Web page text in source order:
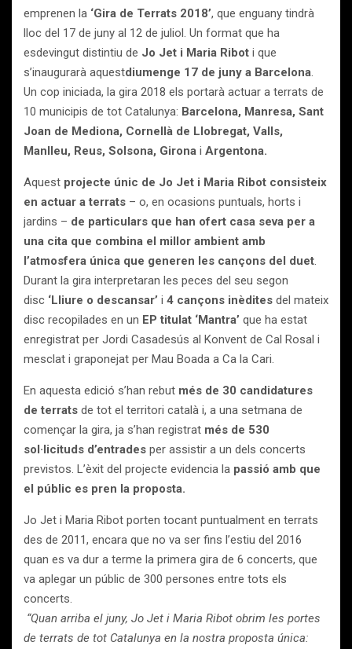
emprenen la ‘Gira de Terrats 2018’, que enguany tindrà
lloc del 17 de juny al 12 de juliol. Un format que ha
esdevingut distintiu de Jo Jet i Maria Ribot i que
s’inaugurarà aquestdiumenge 17 de juny a Barcelona.
Un cop iniciada, la gira 2018 els portarà actuar a terrats de
10 municipis de tot Catalunya: Barcelona, Manresa, Sant
Joan de Mediona, Cornellà de Llobregat, Valls,
Manlleu, Reus, Solsona, Girona i Argentona.
Aquest projecte únic de Jo Jet i Maria Ribot consisteix
en actuar a terrats – o, en ocasions puntuals, horts i
jardins – de particulars que han ofert casa seva per a
una cita que combina el millor ambient amb
l’atmosfera única que generen les cançons del duet.
Durant la gira interpretaran les peces del seu segon
disc ‘Lliure o descansar’ i 4 cançons inèdites del mateix
disc recopilades en un EP titulat ‘Mantra’ que ha estat
enregistrat per Jordi Casadesús al Konvent de Cal Rosal i
mesclat i graponejat per Mau Boada a Ca la Cari.
En aquesta edició s’han rebut més de 30 candidatures
de terrats de tot el territori català i, a una setmana de
començar la gira, ja s’han registrat més de 530
sol·licituds d’entrades per assistir a un dels concerts
previstos. L’èxit del projecte evidencia la passió amb que
el públic es pren la proposta.
Jo Jet i Maria Ribot porten tocant puntualment en terrats
des de 2011, encara que no va ser fins l’estiu del 2016
quan es va dur a terme la primera gira de 6 concerts, que
va aplegar un públic de 300 persones entre tots els
concerts.
“Quan arriba el juny, Jo Jet i Maria Ribot obrim les portes
de terrats de tot Catalunya en la nostra proposta única: